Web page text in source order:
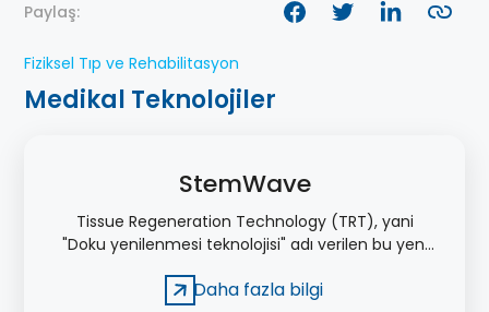
Paylaş:
Fiziksel Tıp ve Rehabilitasyon
Medikal Teknolojiler
StemWave
Tissue Regeneration Technology (TRT), yani
"Doku yenilenmesi teknolojisi" adı verilen bu yeni
oluşturulan yüksek enerjili ses dalgalarının
Daha fazla bilgi